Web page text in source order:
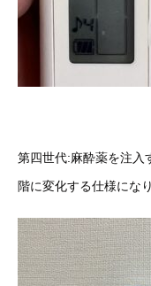
第四世代:麻酔薬を注入
階に変化する仕様にな